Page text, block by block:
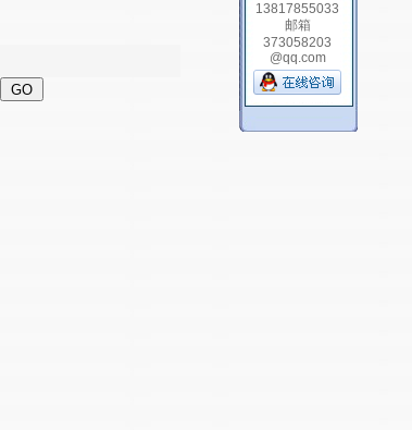
13817855033
邮箱
373058203
@qq.com